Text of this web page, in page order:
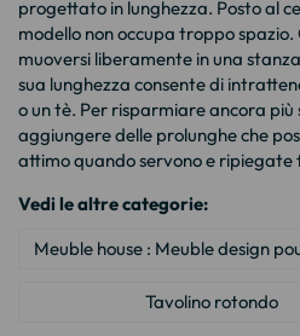
progettato in lunghezza. Posto al
modello non occupa troppo spazio.
muoversi liberamente in una
sua lunghezza consente di
o un tè. Per risparmiare ancora più
aggiungere delle prolunghe che
attimo quando servono e ripiegate
Vedi le altre categorie:
Meuble house : Meuble design
Tavolino rotondo